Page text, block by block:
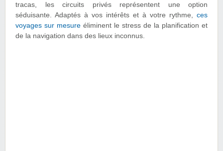
tracas, les circuits privés représentent une option
séduisante. Adaptés à vos intérêts et à votre rythme, ces
voyages sur mesure éliminent le stress de la planification et
de la navigation dans des lieux inconnus.